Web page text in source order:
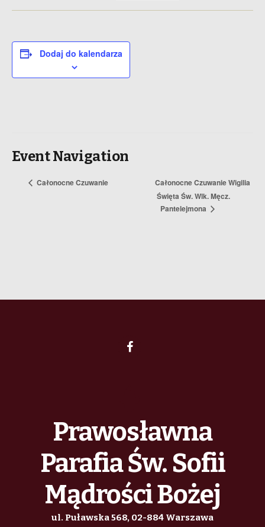
Dodaj do kalendarza
Event Navigation
Całonocne Czuwanie
Całonocne Czuwanie Wigilia
Święta Św. Wlk. Męcz.
Pantelejmona
Prawosławna
Parafia Św. Sofii
Mądrości Bożej
ul. Puławska 568, 02-884 Warszawa